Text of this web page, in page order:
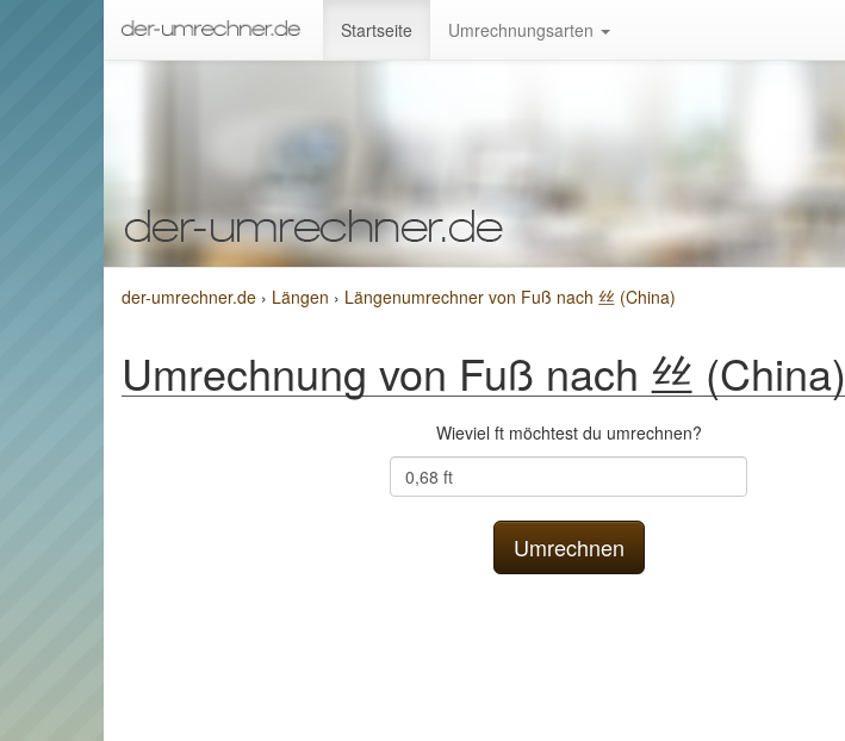
Startseite Umrechnungsarten
der-umrechner.de › Längen › Längenumrechner von Fuß nach 丝 (China)
Umrechnung von Fuß nach 丝 (China)
Wieviel ft möchtest du umrechnen?